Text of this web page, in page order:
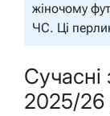
жіночому
ЧС. Ці
Сучасні
2025/26